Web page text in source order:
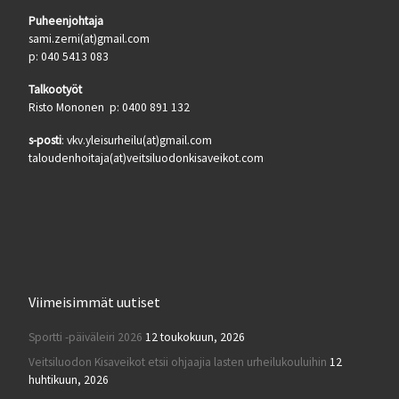
Puheenjohtaja
sami.zerni(at)gmail.com
p: 040 5413 083
Talkootyöt
Risto Mononen p: 0400 891 132
s-posti: vkv.yleisurheilu(at)gmail.com
taloudenhoitaja(at)veitsiluodonkisaveikot.com
Viimeisimmät uutiset
Sportti -päiväleiri 2026 12 toukokuun, 2026
Veitsiluodon Kisaveikot etsii ohjaajia lasten urheilukouluihin 12
huhtikuun, 2026